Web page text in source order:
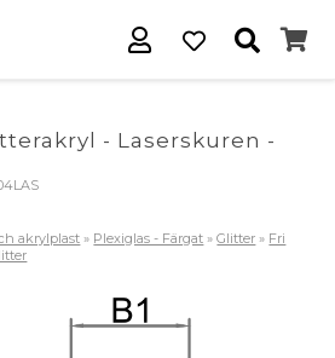
- Laserskuren -
akrylplast » Plexiglas - Färgat »Glitter » Fri